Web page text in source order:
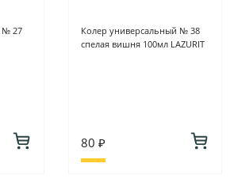
№ 27
Колер универсальный № 38
спелая вишня 100мл LAZURIT
80 ₽